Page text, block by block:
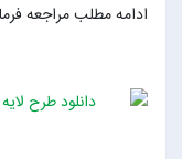
ادامه مطلب مراجعه